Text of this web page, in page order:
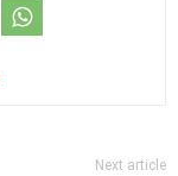
Next article